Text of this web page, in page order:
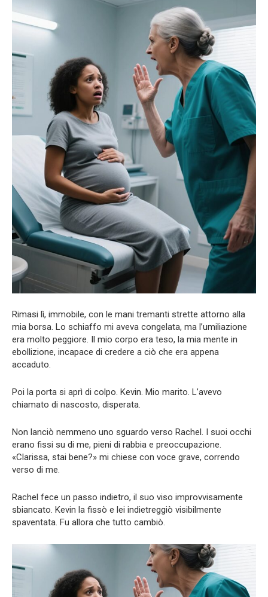
Rimasi lì, immobile, con le mani tremanti strette attorno alla
mia borsa. Lo schiaffo mi aveva congelata, ma l’umiliazione
era molto peggiore. Il mio corpo era teso, la mia mente in
ebollizione, incapace di credere a ciò che era appena
accaduto.
Poi la porta si aprì di colpo. Kevin. Mio marito. L’avevo
chiamato di nascosto, disperata.
Non lanciò nemmeno uno sguardo verso Rachel. I suoi occhi
erano fissi su di me, pieni di rabbia e preoccupazione.
«Clarissa, stai bene?» mi chiese con voce grave, correndo
verso di me.
Rachel fece un passo indietro, il suo viso improvvisamente
sbiancato. Kevin la fissò e lei indietreggiò visibilmente
spaventata. Fu allora che tutto cambiò.